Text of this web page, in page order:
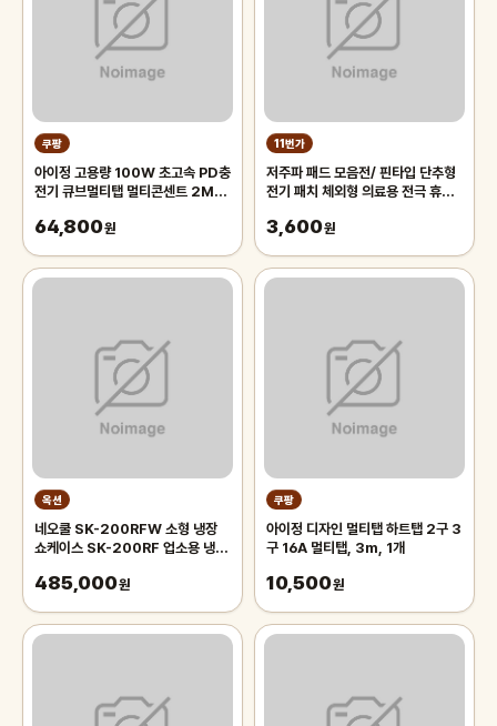
쿠팡
아이정 고용량 100W 초고속 PD충
전기 큐브멀티탭 멀티콘센트 2M,
64,800원
11번가
저주파 패드 모음전/ 핀타입 단추형
전기 패치 체외형 의료용 전극 휴비
3,600원
옥션
네오쿨 SK-200RFW 소형 냉장
쇼케이스 SK-200RF 업소용 냉장
페쇼케이스
485,000원
쿠팡
아이정 디자인 멀티탭 하트탭 2구 3
구 16A 멀티탭, 3m, 1개
10,500원